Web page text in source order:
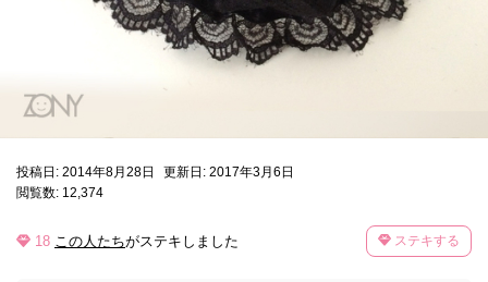
投稿日: 2014年8月28日
更新日: 2017年3月6日
閲覧数: 12,374
18 この人たちがステキしました ステキする